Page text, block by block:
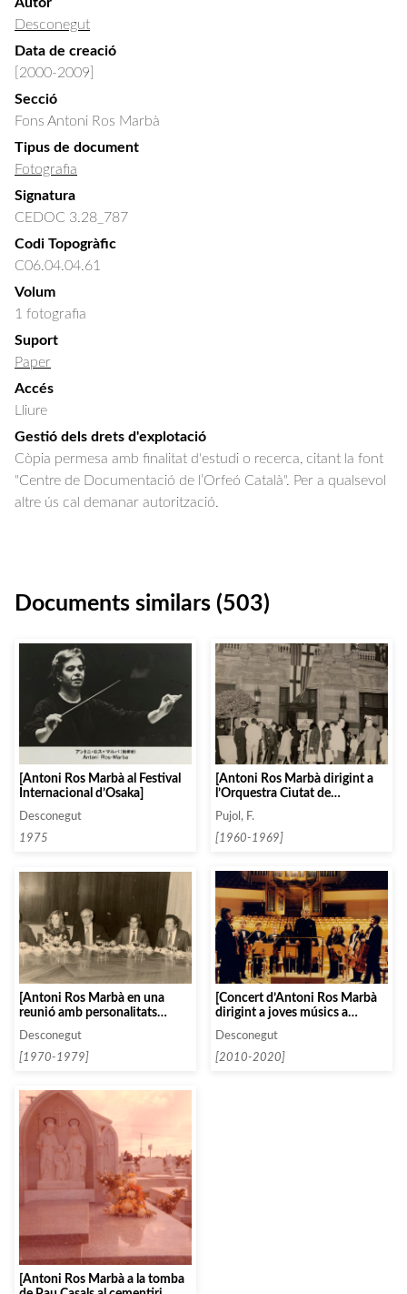
Desconegut
Data de creació
[2000-2009]
Secció
Fons Antoni Ros Marbà
Tipus de document
Fotografia
Signatura
CEDOC 3.28_787
Codi Topogràfic
C06.04.04.61
Volum
1 fotografia
Suport
Paper
Accés
Lliure
Gestió dels drets d'explotació
Còpia permesa amb finalitat d'estudi o recerca, citant la font
"Centre de Documentació de l’Orfeó Català". Per a qualsevol
altre ús cal demanar autorització.
Documents similars (503)
[Antoni Ros Marbà al Festival
Internacional d’Osaka]
Desconegut
1975
[Antoni Ros Marbà dirigint a
l’Orquestra Ciutat de
Barcelona al Teatre Municipal
de Montpellier]
Pujol, F.
[1960-1969]
[Antoni Ros Marbà en una
reunió amb personalitats
polítiques, musicals i
periodístiques]
Desconegut
[1970-1979]
[Concert d’Antoni Ros Marbà
dirigint a joves músics a
l’Auditorio de Música de
Madrid]
Desconegut
[2010-2020]
[Antoni Ros Marbà a la tomba